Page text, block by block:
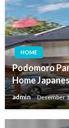
HOME
Podomoro
Home
admin Desember